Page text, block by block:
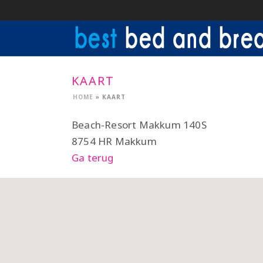
KAART
HOME » KAART
Beach-Resort Makkum 140S
8754 HR Makkum
Ga terug